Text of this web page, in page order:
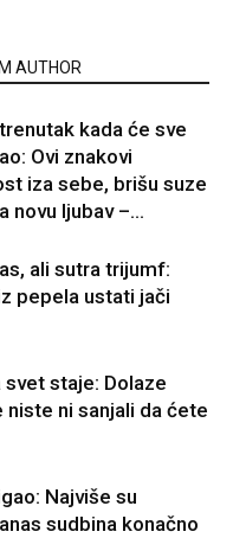
AUTHOR
kada će sve
Ovi znakovi
iza sebe, brišu suze
novu ljubav –...
ali sutra trijumf:
pepela ustati jači
staje: Dolaze
ni sanjali da ćete
Najviše su
sudbina konačno